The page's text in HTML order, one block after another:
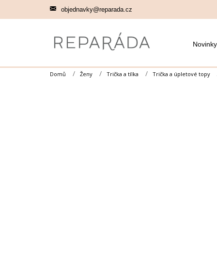
objednavky@reparada.cz
Novinky
Domů Ženy Trička a tílka Trička a úpletové topy